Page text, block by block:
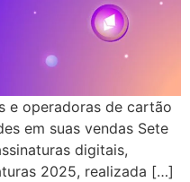
e operadoras de cartão
em suas vendas Sete
digitais,
2025, realizada […]